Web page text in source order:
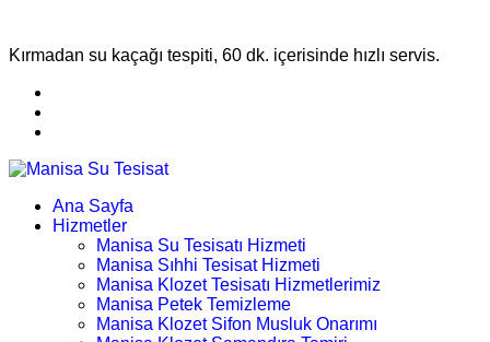
Kırmadan su kaçağı tespiti, 60 dk. içerisinde hızlı servis.
Ana Sayfa
Hizmetler
Manisa Su Tesisatı Hizmeti
Manisa Sıhhi Tesisat Hizmeti
Manisa Klozet Tesisatı Hizmetlerimiz
Manisa Petek Temizleme
Manisa Klozet Sifon Musluk Onarımı